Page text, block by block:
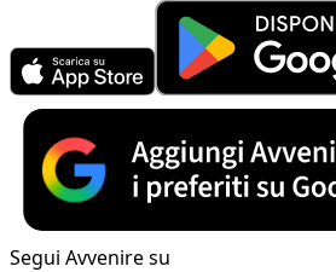
Segui Avvenire su